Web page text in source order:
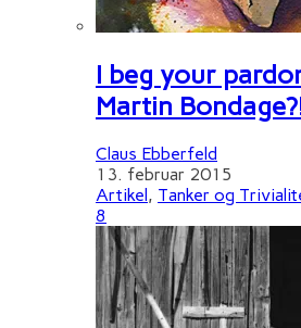
I beg your
Martin
Claus Ebberfeld
13. februar 2015
Artikel, Tanker og
8